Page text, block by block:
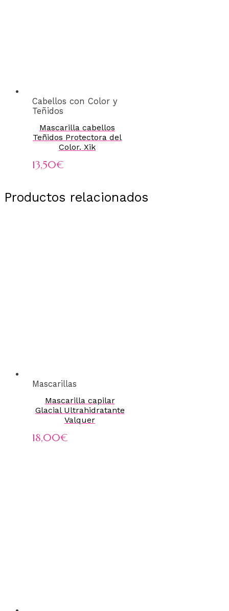
Cabellos con Color y
Teñidos
Mascarilla cabellos
Teñidos Protectora del
Color. Xik
13,50€
Productos relacionados
Mascarillas
Mascarilla capilar
Glacial Ultrahidratante
Valquer
18,00€